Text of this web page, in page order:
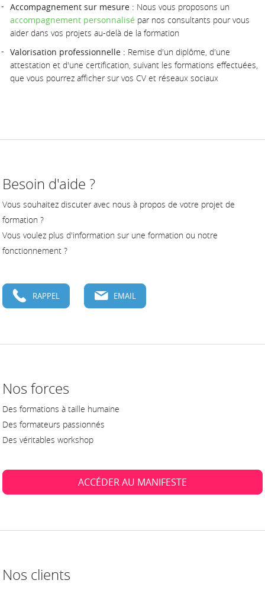
Accompagnement sur mesure : Nous vous proposons un
accompagnement personnalisé par nos consultants pour vous
aider dans vos projets au-delà de la formation
Valorisation professionnelle : Remise d'un diplôme, d'une
attestation et d'une certification, suivant les formations effectuées,
que vous pourrez afficher sur vos CV et réseaux sociaux
Besoin d'aide ?
Vous souhaitez discuter avec nous à propos de votre projet de
formation ?
Vous voulez plus d'information sur une formation ou notre
fonctionnement ?
RAPPEL EMAIL
Nos forces
Des formations à taille humaine
Des formateurs passionnés
Des véritables workshop
ACCÉDER AU MANIFESTE
Nos clients